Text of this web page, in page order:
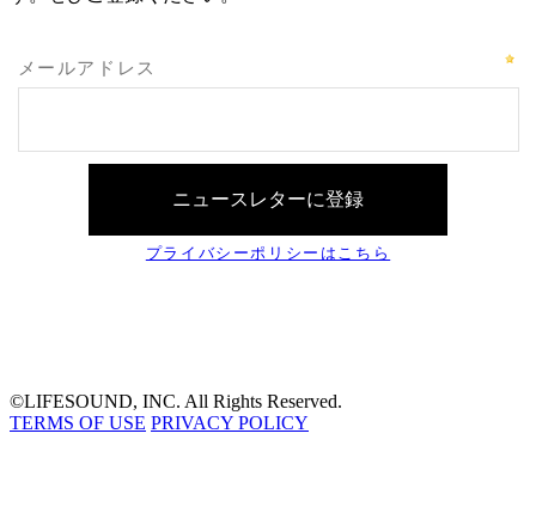
©LIFESOUND, INC. All Rights Reserved.
TERMS OF USE PRIVACY POLICY